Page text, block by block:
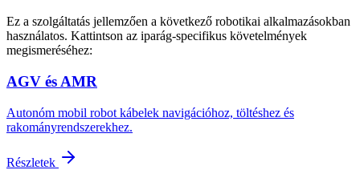
Ez a szolgáltatás jellemzően a következő robotikai alkalmazásokban
használatos. Kattintson az iparág-specifikus követelmények
megismeréséhez:
AGV és AMR
Autonóm mobil robot kábelek navigációhoz, töltéshez és
rakományrendszerekhez.
Részletek